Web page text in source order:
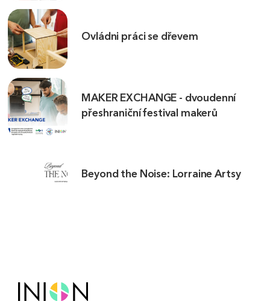
Ovládni práci se dřevem
MAKER EXCHANGE - dvoudenní
přeshraniční festival makerů
Beyond the Noise: Lorraine Artsy